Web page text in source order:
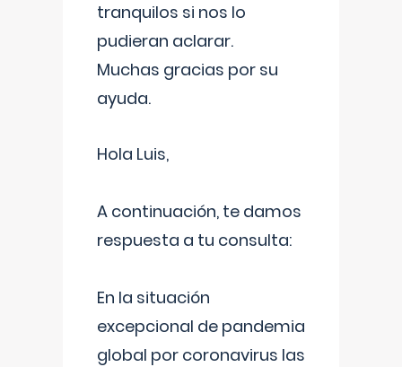
tranquilos si nos lo
pudieran aclarar.
Muchas gracias por su
ayuda.
Hola Luis,
A continuación, te damos
respuesta a tu consulta:
En la situación
excepcional de pandemia
global por coronavirus las